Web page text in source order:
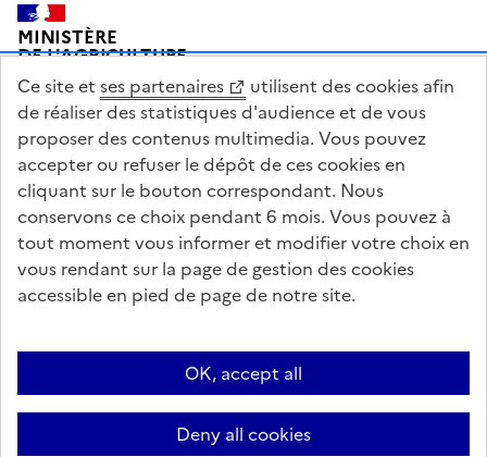
Pied de page
MINISTÈRE
DE L'AGRICULTURE
DE L'AGRO-ALIMENTAIRE
ET DE LA SOUVERAINETÉ
ALIMENTAIRE
legifrance.gouv.fr
info.gouv.fr
service-public.gouv.fr
data.gouv.fr
Questions fréquentes / Contacts
Informations publiques
Mentions légales
Archives presse English contents
Cookies
Paramètres d'affichage
Ce site et ses partenaires
utilisent des cookies afin
de réaliser des statistiques d'audience et de vous
proposer des contenus multimedia. Vous pouvez
accepter ou refuser le dépôt de ces cookies en
cliquant sur le bouton correspondant. Nous
conservons ce choix pendant 6 mois. Vous pouvez à
tout moment vous informer et modifier votre choix en
vous rendant sur la page de gestion des cookies
accessible en pied de page de notre site.
OK, accept all
Deny all cookies